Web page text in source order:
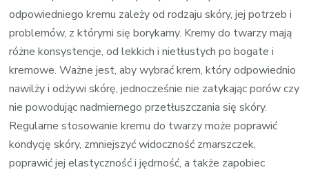
odpowiedniego kremu zależy od rodzaju skóry, jej potrzeb i
problemów, z którymi się borykamy. Kremy do twarzy mają
różne konsystencje, od lekkich i nietłustych po bogate i
kremowe. Ważne jest, aby wybrać krem, który odpowiednio
nawilży i odżywi skórę, jednocześnie nie zatykając porów czy
nie powodując nadmiernego przetłuszczania się skóry.
Regularne stosowanie kremu do twarzy może poprawić
kondycję skóry, zmniejszyć widoczność zmarszczek,
poprawić jej elastyczność i jędrność, a także zapobiec